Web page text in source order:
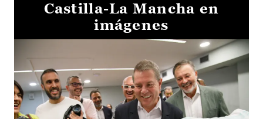
Castilla-La Mancha en
imágenes